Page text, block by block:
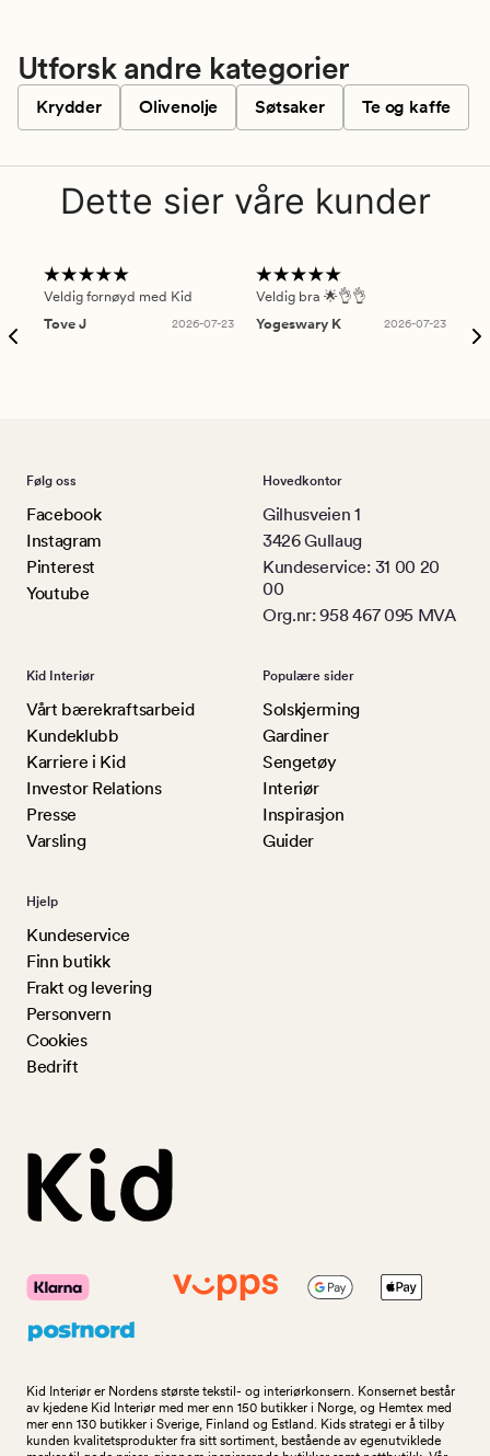
Utforsk andre kategorier
Krydder Olivenolje Søtsaker Te og kaffe
Dette sier våre kunder
Veldig fornøyd med Kid
Tove J
2026-07-23
Veldig bra 🌟👌👌
Yogeswary K
2026-07-23
Følg oss
Facebook
Instagram
Pinterest
Youtube
Hovedkontor
Gilhusveien 1
3426 Gullaug
Kundeservice: 31 00 20
00
Org.nr: 958 467 095 MVA
Kid Interiør
Vårt bærekraftsarbeid
Kundeklubb
Karriere i Kid
Investor Relations
Presse
Varsling
Populære sider
Solskjerming
Gardiner
Sengetøy
Interiør
Inspirasjon
Guider
Hjelp
Kundeservice
Finn butikk
Frakt og levering
Personvern
Cookies
Bedrift
Kid Interiør er Nordens største tekstil- og interiørkonsern. Konsernet består
av kjedene Kid Interiør med mer enn 150 butikker i Norge, og Hemtex med
mer enn 130 butikker i Sverige, Finland og Estland. Kids strategi er å tilby
kunden kvalitetsprodukter fra sitt sortiment, bestående av egenutviklede